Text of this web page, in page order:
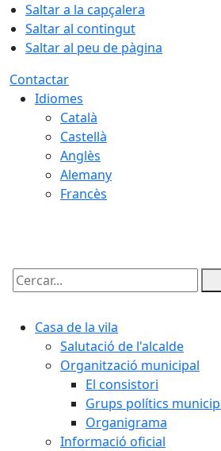
Saltar a la capçalera
Saltar al contingut
Saltar al peu de pàgina
Contactar
Idiomes
Català
Castellà
Anglès
Alemany
Francès
Cercar:
Casa de la vila
Salutació de l'alcalde
Organització municipal
El consistori
Grups polítics
Organigrama
Informació oficial